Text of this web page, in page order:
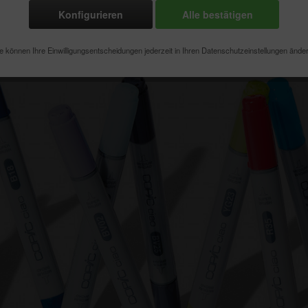
Konfigurieren Alle bestätigen
können Ihre Einwilligungsentscheidungen jederzeit in Ihren Datenschutzeinstellungen